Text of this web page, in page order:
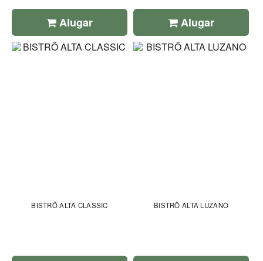
Alugar Alugar
BISTRÔ ALTA CLASSIC BISTRÔ ALTA LUZANO